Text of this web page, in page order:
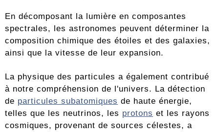
En décomposant la lumière en composantes
spectrales, les astronomes peuvent déterminer la
composition chimique des étoiles et des galaxies,
ainsi que la vitesse de leur expansion.
La physique des particules a également contribué
à notre compréhension de l'univers. La détection
de particules subatomiques de haute énergie,
telles que les neutrinos, les protons et les rayons
cosmiques, provenant de sources célestes, a